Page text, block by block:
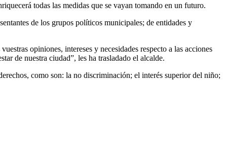
todas las medidas que se vayan tomando en un futuro.
de los grupos políticos municipales; de entidades y
opiniones, intereses y necesidades respecto a las acciones
de nuestra ciudad”, les ha trasladado el alcalde.
como son: la no discriminación; el interés superior del niño;